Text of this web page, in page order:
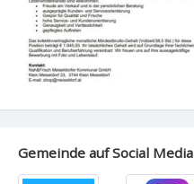
Gemeinde auf Social Media